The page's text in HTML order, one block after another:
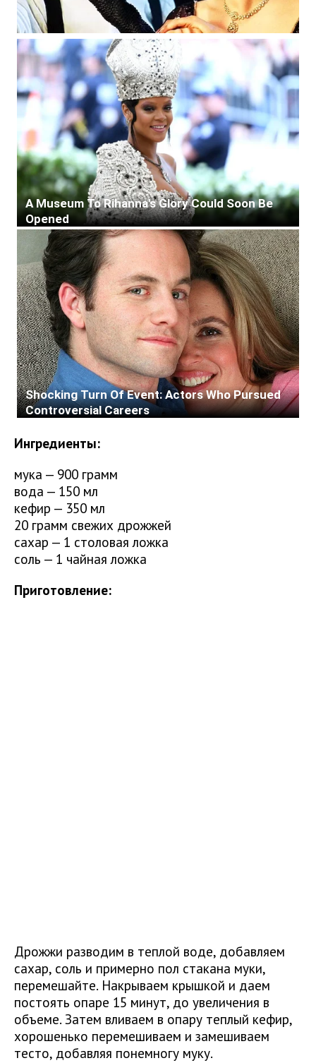
Ингредиенты:
мука — 900 грамм
вода — 150 мл
кефир — 350 мл
20 грамм свежих дрожжей
сахар — 1 столовая ложка
соль — 1 чайная ложка
Приготовление:
Дрожжи разводим в теплой воде, добавляем
сахар, соль и примерно пол стакана муки,
перемешайте. Накрываем крышкой и даем
постоять опаре 15 минут, до увеличения в
объеме. Затем вливаем в опару теплый кефир,
хорошенько перемешиваем и замешиваем
тесто, добавляя понемногу муку.